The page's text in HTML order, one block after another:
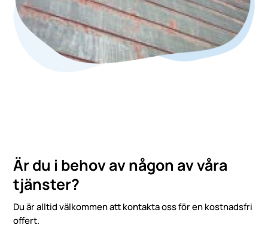
Är du i behov av någon av våra
tjänster?
Du är alltid välkommen att kontakta oss för en kostnadsfri
offert.